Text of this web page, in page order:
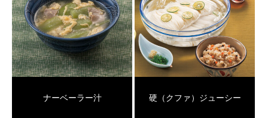
ナーベーラー汁 硬（クファ）ジューシー